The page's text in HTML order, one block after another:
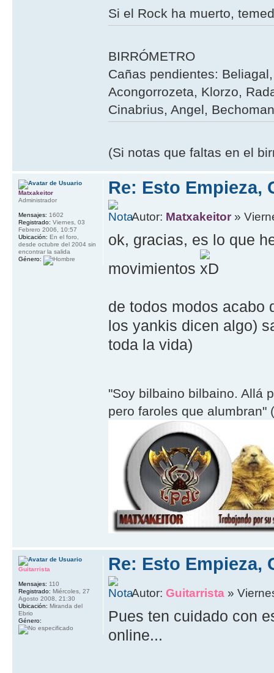
Si el Rock ha muerto,
BIRRÓMETRO
Cañas pendientes:
Acongorrozeta, Klorzo,
Cinabrius, Angel,
(Si notas que faltas en el
Re: Esto Empieza,
Autor: Matxakeitor »
ok, gracias, es lo que
movimientos
de todos modos acabo
los yankis dicen algo)
toda la vida)
"Soy bilbaino bilbaino. Allá
pero faroles que alumbran"
Matxakeitor
Administrador
Mensajes: 1602
Registrado: Viernes, 03
Febrero 2006, 10:57
Ubicación: En el foro,
desde octubre del 2004 sin
encontrar la salida
Género:
Re: Esto Empieza,
Autor:Guitarrista »
Pues ten cuidado con
online...
Guitarrista
Mensajes: 110
Registrado: Miércoles, 27
Agosto 2008, 21:30
Ubicación: Miranda del
Ebrio
Género: